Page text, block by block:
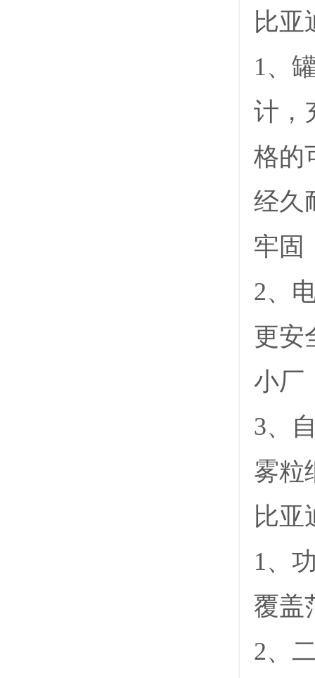
比亚
1、
计，
格的
经久
牢固
2、
更安
小厂
3、
雾粒
比亚
1、
覆盖
2、